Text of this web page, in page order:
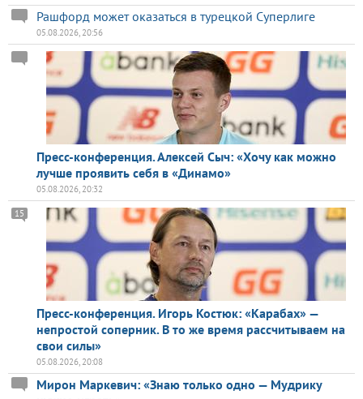
Рашфорд может оказаться в турецкой Суперлиге
05.08.2026, 20:56
Пресс-конференция. Алексей Сыч: «Хочу как можно
лучше проявить себя в «Динамо»
05.08.2026, 20:32
Пресс-конференция. Игорь Костюк: «Карабах» —
непростой соперник. В то же время рассчитываем на
свои силы»
15
05.08.2026, 20:08
Мирон Маркевич: «Знаю только одно — Мудрику